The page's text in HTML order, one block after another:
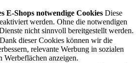
E-Shops notwendige Cookies Diese
werden. Ohne die notwendigen
nicht sinnvoll bereitgestellt werden.
Dank dieser Cookies können wir die
relevante Werbung in sozialen
Werbeflächen anzeigen.